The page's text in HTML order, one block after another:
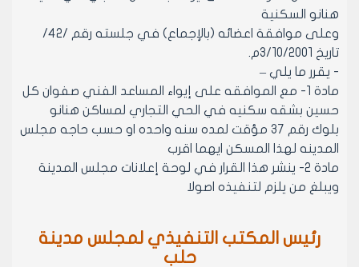
هنانو السكنية
وعلى موافقة اعضائه (بالإجماع) في جلسته رقم /42/
تاريخ 3/10/2001م.
- يقرر ما يلي –
مادة 1- مع الموافقه على إيواء المساعد الفني صفوان كل
حسين بشقه سكنيه في الحي التجاري لمساكن هنانو
بلوك رقم 37 مؤقت لمده سنه واحده او حسب حاجه مجلس
المدينه لهذا المسكن ايهما اقرب
مادة 2- ينشر هذا القرار في لوحة إعلانات مجلس المدينة
ويبلغ من يلزم لتنفيذه اصولا
رئيس المكتب التنفيذي لمجلس مدينة
حلب